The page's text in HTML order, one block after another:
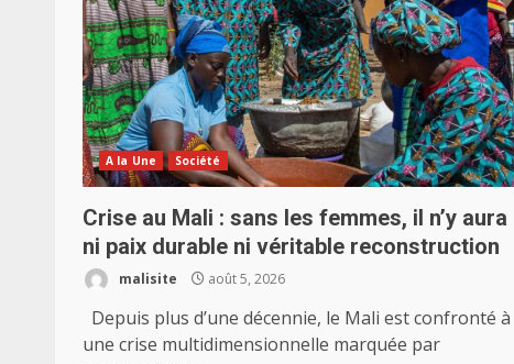
A la Une Société
Crise au Mali : sans les femmes, il n’y aura
ni paix durable ni véritable reconstruction
malisite août 5, 2026
Depuis plus d’une décennie, le Mali est confronté à
une crise multidimensionnelle marquée par